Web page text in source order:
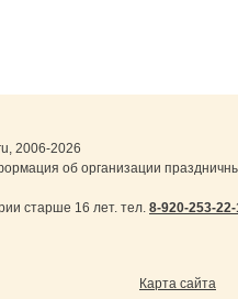
2006-2026
об организации
старше 16 лет. тел. 8-920-253-
Карта сайта